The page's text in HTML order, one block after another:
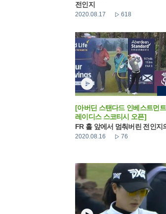
전인지
2020.08.17 618
[아버딘 스탠다드 인베스트먼트
레이디스 스코티시 오픈]
FR 홀 앞에서 멈춰버린 전인지
2020.08.16 76